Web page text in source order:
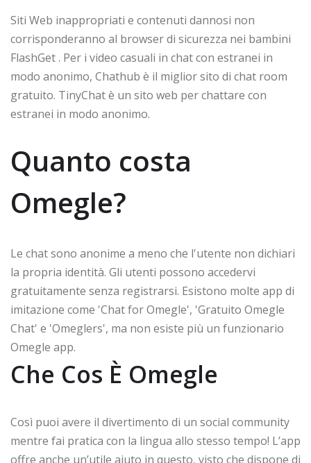
Siti Web inappropriati e contenuti dannosi non
corrisponderanno al browser di sicurezza nei bambini
FlashGet . Per i video casuali in chat con estranei in
modo anonimo, Chathub è il miglior sito di chat room
gratuito. TinyChat è un sito web per chattare con
estranei in modo anonimo.
Quanto costa
Omegle?
Le chat sono anonime a meno che l'utente non dichiari
la propria identità. Gli utenti possono accedervi
gratuitamente senza registrarsi. Esistono molte app di
imitazione come 'Chat for Omegle', 'Gratuito Omegle
Chat' e 'Omeglers', ma non esiste più un funzionario
Omegle app.
Che Cos È Omegle
Così puoi avere il divertimento di un social community
mentre fai pratica con la lingua allo stesso tempo! L’app
offre anche un’utile aiuto in questo, visto che dispone di